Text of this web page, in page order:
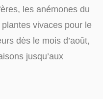
les anémones du
vivaces pour le
dès le mois d’août,
jusqu’aux